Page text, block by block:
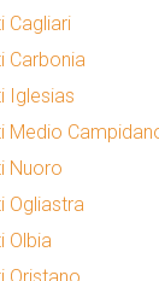
Cagliari
Carbonia
Iglesias
Medio
Nuoro
Ogliastra
Olbia
Oristano